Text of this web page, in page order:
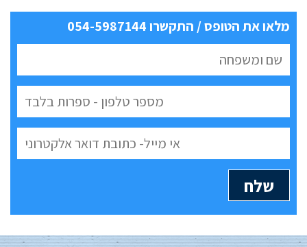
מלאו את הטופס / התקשרו 054-5987144